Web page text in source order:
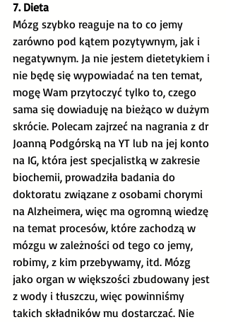
7. Dieta
Mózg szybko reaguje na to co jemy
zarówno pod kątem pozytywnym, jak i
negatywnym. Ja nie jestem dietetykiem i
nie będę się wypowiadać na ten temat,
mogę Wam przytoczyć tylko to, czego
sama się dowiaduję na bieżąco w dużym
skrócie. Polecam zajrzeć na nagrania z dr
Joanną Podgórską na YT lub na jej konto
na IG, która jest specjalistką w zakresie
biochemii, prowadziła badania do
doktoratu związane z osobami chorymi
na Alzheimera, więc ma ogromną wiedzę
na temat procesów, które zachodzą w
mózgu w zależności od tego co jemy,
robimy, z kim przebywamy, itd. Mózg
jako organ w większości zbudowany jest
z wody i tłuszczu, więc powinniśmy
takich składników mu dostarczać. Nie